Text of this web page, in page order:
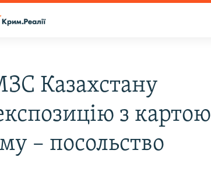
Казахстану
з картою
– посольство